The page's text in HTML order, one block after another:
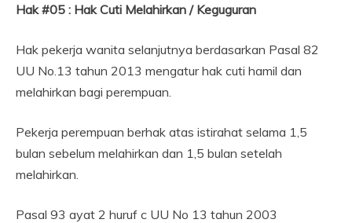
Hak #05 : Hak Cuti Melahirkan / Keguguran
Hak pekerja wanita selanjutnya berdasarkan Pasal 82
UU No.13 tahun 2013 mengatur hak cuti hamil dan
melahirkan bagi perempuan.
Pekerja perempuan berhak atas istirahat selama 1,5
bulan sebelum melahirkan dan 1,5 bulan setelah
melahirkan.
Pasal 93 ayat 2 huruf c UU No 13 tahun 2003